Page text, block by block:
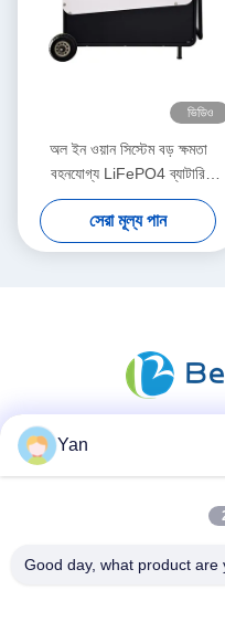
ভিডিও
অল ইন ওয়ান সিস্টেম বড় ক্ষমতা
বহনযোগ্য LiFePO4 ব্যাটারি
পরিবারের শক্তি সঞ্চয় করার জন্য
সেরা মূল্য পান
Yan
Good day, what product are